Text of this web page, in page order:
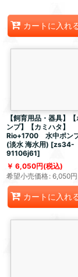
カートに入れ
【飼育用品・器具】【
ンプ】【カミハタ】
Rio+1700 水中ポン
(淡水 海水用) [zs34-
91106j61]
6,050円(税込)
希望小売価格: 6,050円
カートに入れ